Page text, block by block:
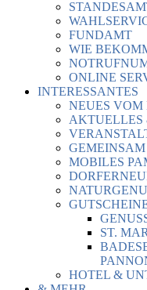
FUNDAMT
WIE
ONLINE
INTERESSANTES
NEUES VOM
AKTUELLES
GEMEINSAM
MOBILES
ST.
HOTEL &